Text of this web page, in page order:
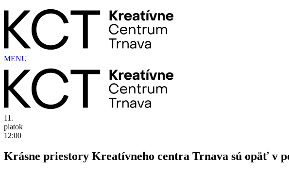
obsah
MENU
11.
piatok
12:00
Krásne priestory Kreatívneho centra Trnava sú opäť v